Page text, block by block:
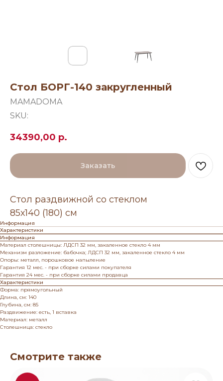
Стол БОРГ-140 закругленный
MAMADOMA
SKU:
34390,00 р.
Заказать
Стол раздвижной со стеклом
85х140 (180) см
Информация
Характеристики
Информация
Материал столешницы: ЛДСП 32 мм, закаленное стекло 4 мм
Механизм разложение: бабочка; ЛДСП 32 мм, закаленное стекло 4 мм
Опоры: металл, порошковое напыление
Гарантия 12 мес. - при сборке силами покупателя
Гарантия 24 мес. - при сборке силами продавца
Характеристики
Форма: прямоугольный
Длина, см: 140
Глубина, см: 85
Раздвижение: есть, 1 вставка
Материал: металл
Столешница: стекло
Смотрите также